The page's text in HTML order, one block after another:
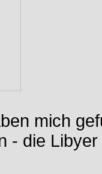
mich
- die